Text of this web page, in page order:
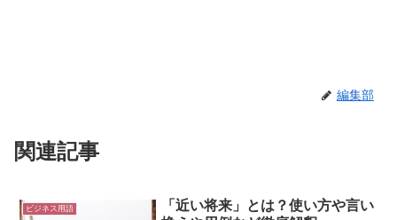
編集部
関連記事
ビジネス用語
「近い将来」とは？使い方や言い